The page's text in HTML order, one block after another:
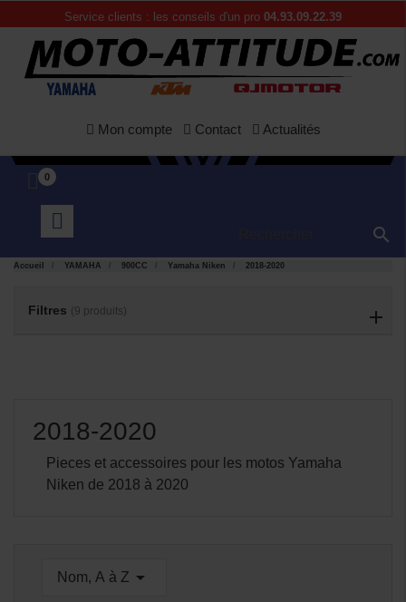
Service clients : les conseils d'un pro 04.93.09.22.39
Mon compte Contact Actualités
0

Accueil YAMAHA 900CC Yamaha Niken 2018-2020
Filtres (9 produits)
2018-2020
Pieces et accessoires pour les motos Yamaha
Niken de 2018 à 2020
Nom, A à Z 